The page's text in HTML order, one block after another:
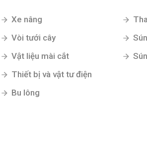
Xe nâng
Vòi tưới cây
Vật liệu mài cắt
Thiết bị và vật tư điện
Bu lông